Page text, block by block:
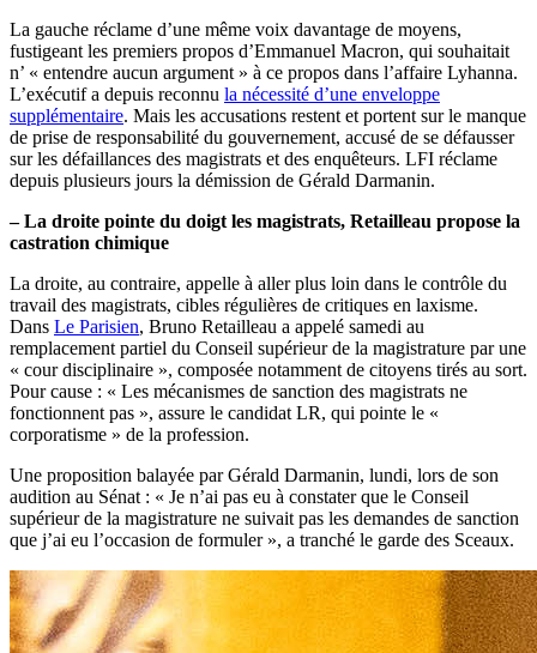
La gauche réclame d’une même voix davantage de moyens,
fustigeant les premiers propos d’Emmanuel Macron, qui souhaitait
n’ « entendre aucun argument » à ce propos dans l’affaire Lyhanna.
L’exécutif a depuis reconnu la nécessité d’une enveloppe
supplémentaire. Mais les accusations restent et portent sur le manque
de prise de responsabilité du gouvernement, accusé de se défausser
sur les défaillances des magistrats et des enquêteurs. LFI réclame
depuis plusieurs jours la démission de Gérald Darmanin.
– La droite pointe du doigt les magistrats, Retailleau propose la
castration chimique
La droite, au contraire, appelle à aller plus loin dans le contrôle du
travail des magistrats, cibles régulières de critiques en laxisme.
Dans Le Parisien, Bruno Retailleau a appelé samedi au
remplacement partiel du Conseil supérieur de la magistrature par une
« cour disciplinaire », composée notamment de citoyens tirés au sort.
Pour cause : « Les mécanismes de sanction des magistrats ne
fonctionnent pas », assure le candidat LR, qui pointe le «
corporatisme » de la profession.
Une proposition balayée par Gérald Darmanin, lundi, lors de son
audition au Sénat : « Je n’ai pas eu à constater que le Conseil
supérieur de la magistrature ne suivait pas les demandes de sanction
que j’ai eu l’occasion de formuler », a tranché le garde des Sceaux.